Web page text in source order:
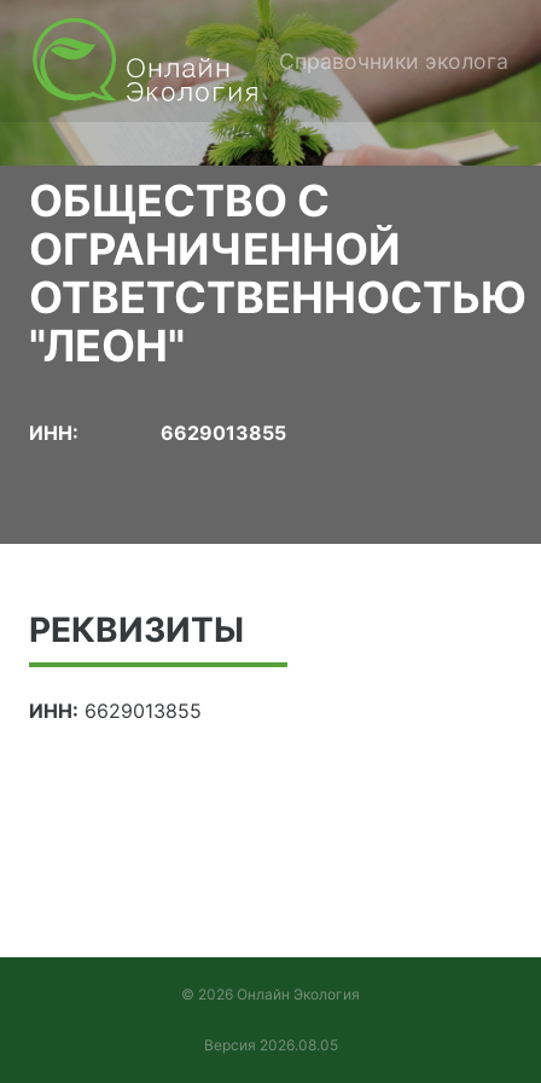
Справочники эколога
ОБЩЕСТВО С
ОГРАНИЧЕННОЙ
ОТВЕТСТВЕННОСТЬЮ
"ЛЕОН"
ИНН: 6629013855
РЕКВИЗИТЫ
ИНН: 6629013855
© 2026 Онлайн Экология
Версия 2026.08.05